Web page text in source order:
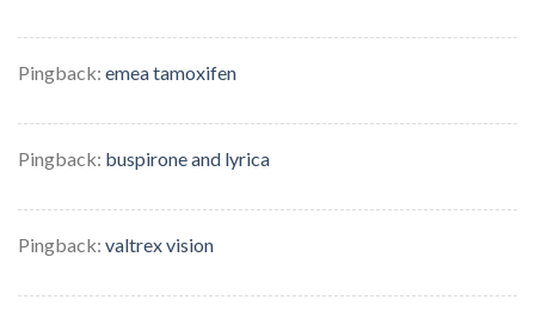
Pingback: emea tamoxifen
Pingback: buspirone and lyrica
Pingback: valtrex vision